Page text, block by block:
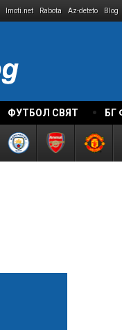
Imoti.net Rabota Az-deteto Blog
ФУТБОЛ СВЯТ БГ